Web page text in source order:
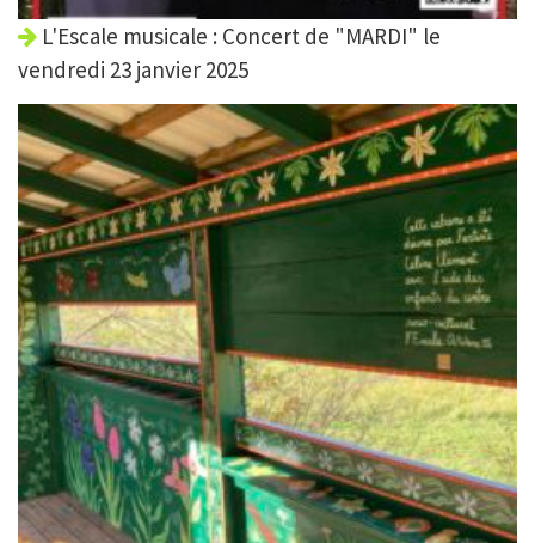
L'Escale musicale : Concert de "MARDI" le
vendredi 23 janvier 2025